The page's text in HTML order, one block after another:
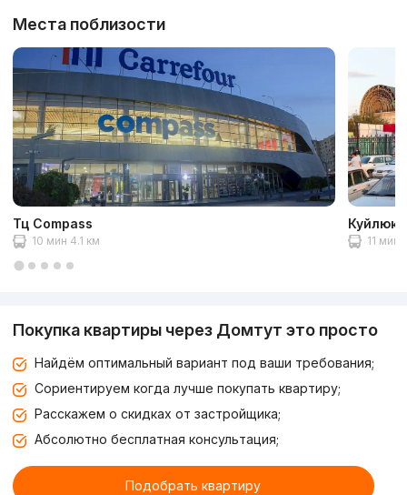
Места поблизости
Тц Compass
10 мин 4.1 км 11 мин
Покупка квартиры через Домтут это просто
Найдём оптимальный вариант под ваши требования;
Сориентируем когда лучше покупать квартиру;
Расскажем о скидках от застройщика;
Абсолютно бесплатная консультация;
Подобрать квартиру